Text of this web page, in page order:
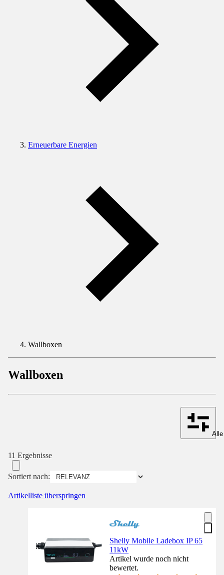
Erneuerbare Energien
Wallboxen
Wallboxen
11 Ergebnisse
Sortiert nach:
Artikelliste überspringen
Shelly Mobile Ladebox IP 65
11kW
Artikel wurde noch nicht
bewertet.